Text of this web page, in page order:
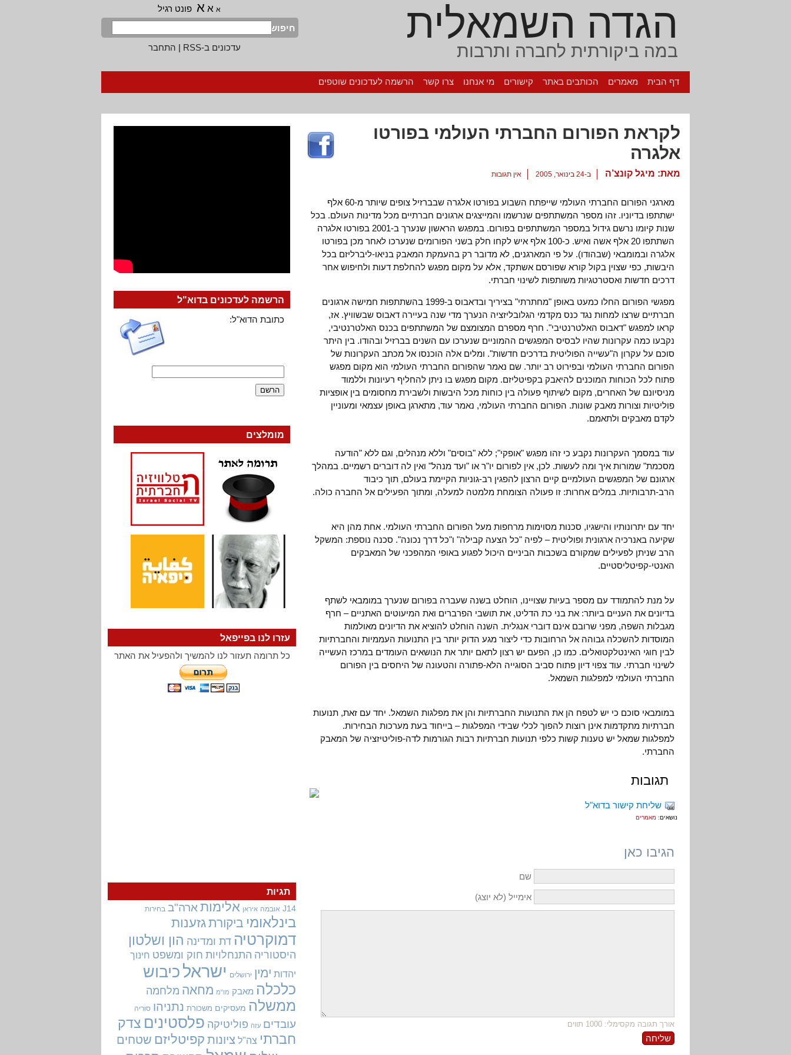
הגדה השמאלית
במה ביקורתית לחברה ותרבות
א א א פונט רגיל
חיפוש
עדכונים ב-RSS
| התחבר
דף הבית מאמרים הכותבים באתר קישורים מי אנחנו צרו קשר הרשמה לעדכונים שוטפים
לקראת הפורום החברתי העולמי בפורטו
אלגרה
מאת: מיגל קונצ’ה ב-24 בינואר, 2005 אין תגובות
מארגני הפורום החברתי העולמי שייפתח השבוע בפורטו אלגרה שבברזיל צופים שיותר מ-60 אלף
ישתתפו בדיוניו. זהו מספר המשתתפים שנרשמו והמייצגים ארגונים חברתיים מכל מדינות העולם. בכל
שנות קיומו נרשם גידול במספר המשתתפים בפורום. במפגש הראשון שנערך ב-2001 בפורטו אלגרה
השתתפו 20 אלף אשה ואיש. כ-100 אלף איש לקחו חלק בשני הפורומים שנערכו לאחר מכן בפורטו
אלגרה ובמומבאי (שבהודו). על פי המארגנים, לא מדובר רק בהעמקת המאבק בניאו-ליברליזם בכל
היבשות, כפי שצוין בקול קורא שפורסם אשתקד, אלא על מקום מפגש להחלפת דעות ולחיפוש אחר
דרכים חדשות ואסטרטגיות משותפות לשינוי חברתי.
מפגשי הפורום החלו כמעט באופן "מחתרתי" בציריך ובדאבוס ב-1999 בהשתתפות חמישה ארגונים
חברתיים שרצו למחות נגד כנס מקדמי הגלובליזציה הנערך מדי שנה בעיירה דאבוס שבשוויץ. אז,
קראו למפגש "דאבוס האלטרנטיבי". חרף מספרם המצומצם של המשתתפים בכנס האלטרנטיבי,
נקבעו כמה עקרונות שהיו לבסיס המפגשים ההמוניים שנערכו עם השנים בברזיל ובהודו. בין היתר
סוכם על עקרון ה"עשייה הפוליטית בדרכים חדשות". ומלים אלה הוכנסו אל מכתב העקרונות של
הפורום החברתי העולמי ובפירוט רב יותר. שם נאמר שהפורום החברתי העולמי הוא מקום מפגש
פתוח לכל הכוחות המוכנים להיאבק בקפיטליזם. מקום מפגש בו ניתן להחליף רעיונות וללמוד
מניסיונם של האחרים, מקום לשיתוף פעולה בין כוחות מכל היבשות ולשבירת מחסומים בין אופציות
פוליטיות וצורות מאבק שונות. הפורום החברתי העולמי, נאמר עוד, מתארגן באופן עצמאי ומעוניין
לקדם מאבקים ולתאמם.
עוד במסמך העקרונות נקבע כי זהו מפגש "אופקי"; ללא "בוסים" וללא מנהלים, וגם ללא "הודעה
מסכמת" שמורות איך ומה לעשות. לכן, אין לפורום יו"ר או "ועד מנהל" ואין לה דוברים רשמיים. במהלך
ארגונם של המפגשים העולמיים קיים הרצון להפגין רב-גוניות הקיימת בעולם, תוך כיבוד
הרב-תרבותיות. במלים אחרות: זו פעולה הצומחת מלמטה למעלה, ומתוך הפעילים אל החברה כולה.
יחד עם יתרונותיו והישגיו, סכנות מסוימות מרחפות מעל הפורום החברתי העולמי. אחת מהן היא
שקיעה באנרכיה ארגונית ופוליטית – לפיה "כל הצעה קבילה" ו"כל דרך נכונה". סכנה נוספת: המשקל
הרב שניתן לפעילים שמקורם בשכבות הביניים היכול לפגוע באופי המהפכני של המאבקים
האנטי-קפיטליסטיים.
על מנת להתמודד עם מספר בעיות שצויינו, הוחלט בשנה שעברה בפורום שנערך במומבאי לשתף
בדיונים את העניים ביותר: את בני כת הדליט, את תושבי הפרברים ואת המיעוטים האתניים – חרף
מגבלות השפה, מפני שרובם אינם דוברי אנגלית. השנה הוחלט להוציא את הדיונים מאולמות
המוסדות להשכלה גבוהה אל הרחובות כדי ליצור מגע הדוק יותר בין התנועות העממיות והחברתיות
לבין חוגי האינטלקטואלים. כמו כן, הפעם יש רצון לתאם יותר את הנושאים העומדים במרכז העשייה
לשינוי חברתי. עוד צפוי דיון פתוח סביב הסוגייה הלא-פתורה והטעונה של היחסים בין הפורום
החברתי העולמי למפלגות השמאל.
במומבאי סוכם כי יש לטפח הן את התנועות החברתיות והן את מפלגות השמאל. יחד עם זאת, תנועות
חברתיות מתקדמות אינן רוצות להפוך לכלי שבידי המפלגות – בייחוד בעת מערכות הבחירות.
למפלגות שמאל יש טענות קשות כלפי תנועות חברתיות רבות הגורמות לדה-פוליטיזציה של המאבק
החברתי.
תגובות
שליחת קישור בדוא"ל
נושאים: מאמרים
הגיבו כאן
שם
אימייל (לא יוצג)
אורך תגובה מקסימלי: 1000 תווים
הרשמה לעדכונים בדוא"ל
כתובת הדוא"ל:
מומלצים
עזרו לנו בפייפאל
כל תרומה תעזור לנו להמשיך ולהפעיל את האתר
תגיות
J14 אובמה איראן אלימות ארה"ב בחירות
בינלאומי ביקורתגזענות
דמוקרטיה דת ומדינה הון ושלטון
היסטוריה התנחלויות חוק ומשפט חינוך
יהדות ימין ירושלים ישראל כיבוש
כלכלה מאבק מו"מ מחאה מלחמה
ממשלה מעסיקים משכורת נתניהו סוריה
עובדים עזה פוליטיקה פלסטינים צדק
חברתי צה"ל ציונות קפיטליזם שטחים